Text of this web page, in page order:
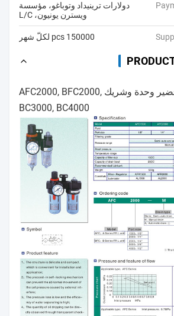
دولارات ترينيداد وتوباغو، مؤسسة
ويسترن يونيون، L/C
150000 pcs لكلّ شهر
Airtac هواء تحضير وحدة وشريك AFC2000, BFC2000,
BC3000, BC4000